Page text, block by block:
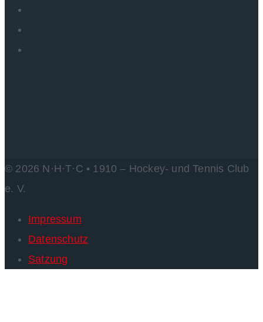
© 2026 N·H·T·C • 1910 – Hockey- und Tennis Club
e. V.
Impressum
Datenschutz
Satzung